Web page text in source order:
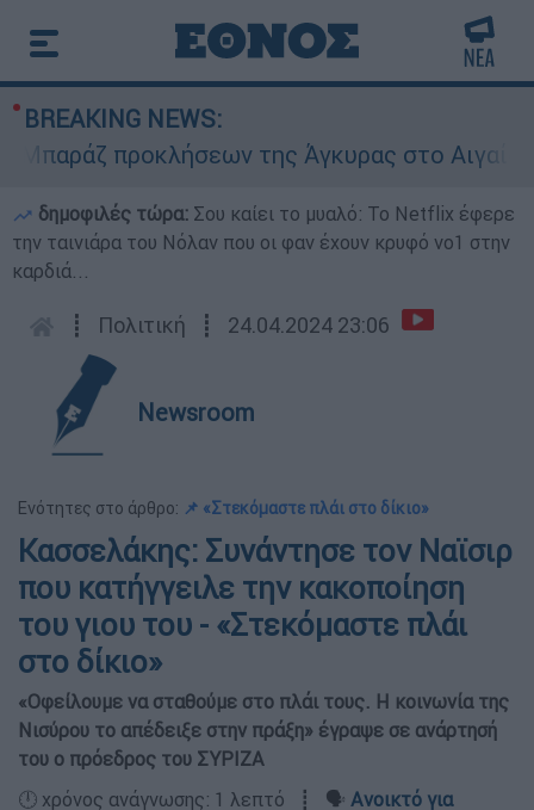
BREAKING NEWS:
προκλήσεων της Άγκυρας στο Αιγαίο:
δημοφιλές τώρα: Σου καίει το μυαλό: Το Netflix έφερε
την ταινιάρα του Νόλαν που οι φαν έχουν κρυφό νο1 στην
καρδιά...
┋ Πολιτική ┋ 24.04.2024 23:06
Newsroom
Ενότητες στο άρθρο: 📌 «Στεκόμαστε πλάι στο δίκιο»
Κασσελάκης: Συνάντησε τον Ναϊσιρ
που κατήγγειλε την κακοποίηση
του γιου του - «Στεκόμαστε πλάι
στο δίκιο»
«Οφείλουμε να σταθούμε στο πλάι τους. Η κοινωνία της
Νισύρου το απέδειξε στην πράξη» έγραψε σε ανάρτησή
του ο πρόεδρος του ΣΥΡΙΖΑ
🕛 χρόνος ανάγνωσης: 1 λεπτό ┋ 🗣️ Ανοικτό για